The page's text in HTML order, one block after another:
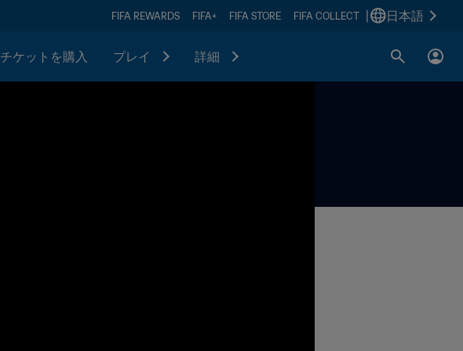
FIFA REWARDS FIFA+ FIFA STORE FIFA COLLECT 日本語
チケットを購入 プレイ 詳細